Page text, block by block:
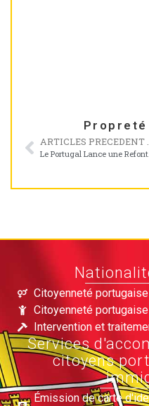
Citoyenneté
Citoyenneté
Intervention et
Services
citoyens
Émission de carte